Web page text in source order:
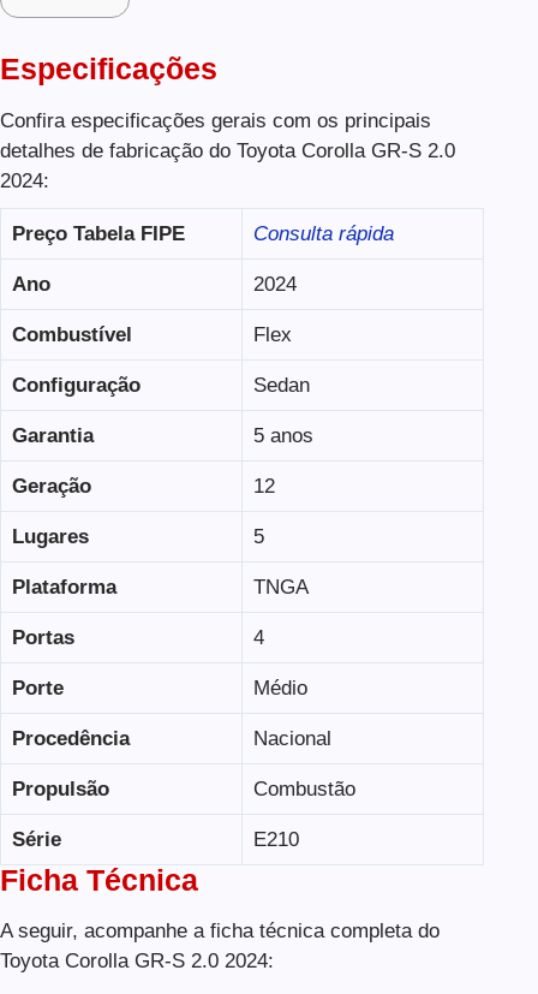
Especificações
Confira especificações gerais com os principais
detalhes de fabricação do Toyota Corolla GR-S 2.0
2024:
Preço Tabela FIPE Consulta rápida
Ano 2024
Combustível Flex
Configuração Sedan
Garantia 5 anos
Geração 12
Lugares 5
Plataforma TNGA
Portas 4
Porte Médio
Procedência Nacional
Propulsão Combustão
Série E210
Ficha Técnica
A seguir, acompanhe a ficha técnica completa do
Toyota Corolla GR-S 2.0 2024: